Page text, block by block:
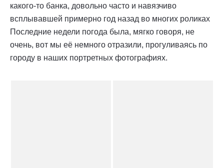
какого-то банка, довольно часто и навязчиво
всплывавшей примерно год назад во многих роликах
Последние недели погода была, мягко говоря, не
очень, вот мы её немного отразили, прогуливаясь по
городу в наших портретных фотографиях.